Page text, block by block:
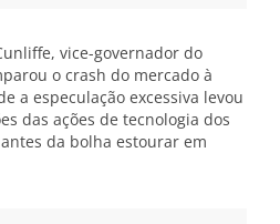
vice-governador do
o crash do mercado à
a especulação excessiva levou
das ações de tecnologia dos
da bolha estourar em